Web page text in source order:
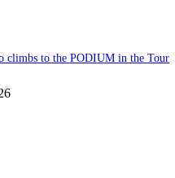
climbs to the PODIUM in the Tour